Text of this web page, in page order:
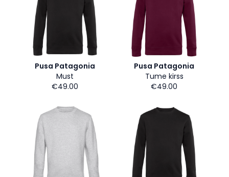
Pusa Patagonia
Must
€49.00
Pusa Patagonia
Tume kirss
€49.00